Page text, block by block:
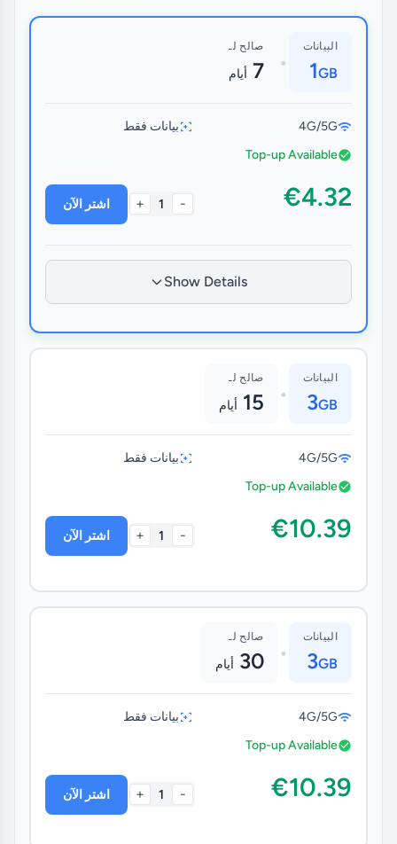
البيانات
1GB
•
صالح لـ
7 أيام
4G/5G
بيانات فقط
Top-up Available
€4.32
-
1
+ اشتر الآن
Show Details
البيانات
3GB
•
صالح لـ
15 أيام
4G/5G
بيانات فقط
Top-up Available
€10.39
-
1
+ اشتر الآن
البيانات
3GB
•
صالح لـ
30 أيام
4G/5G
بيانات فقط
Top-up Available
€10.39
-
1
+ اشتر الآن